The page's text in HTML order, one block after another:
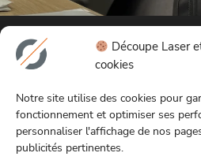
Découpe Laser
cookies
Notre site utilise des cookies pour
fonctionnement et optimiser ses
personnaliser l'affichage de nos
publicités pertinentes.
vos demandes avec tout
type de gabarits. Nous
assurons toute la
prestation, de la
jet